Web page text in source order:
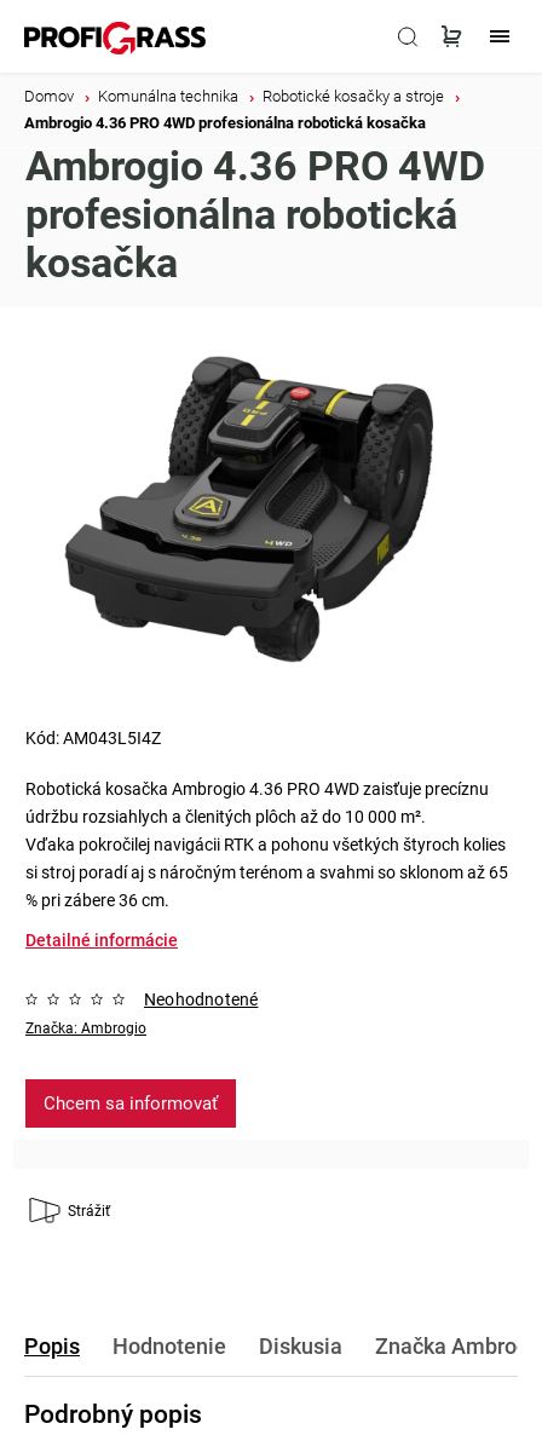
Domov Komunálna technika Robotické kosačky a stroje
Ambrogio 4.36 PRO 4WD profesionálna robotická kosačka
Ambrogio 4.36 PRO 4WD
profesionálna robotická
kosačka
Kód:AM043L5I4Z
Robotická kosačka Ambrogio 4.36 PRO 4WD zaisťuje precíznu
údržbu rozsiahlych a členitých plôch až do 10 000 m².
Vďaka pokročilej navigácii RTK a pohonu všetkých štyroch kolies
si stroj poradí aj s náročným terénom a svahmi so sklonom až 65
% pri zábere 36 cm.
Detailné informácie
Značka: Ambrogio
Neohodnotené
Chcem sa informovať
Strážiť
Popis Hodnotenie Diskusia Značka
Podrobný popis